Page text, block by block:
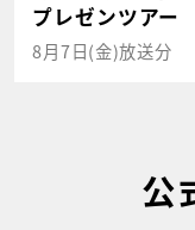
プレゼンツアー
8月7日(金)放送分
公